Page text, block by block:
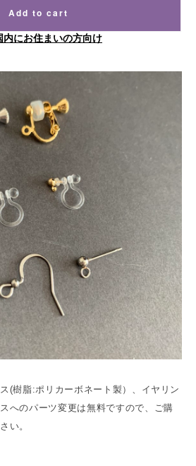
Add to cart
内にお住まいの方向け
(樹脂:ポリカーボネート製）、イヤリン
へのパーツ変更は無料ですので、ご購
い。